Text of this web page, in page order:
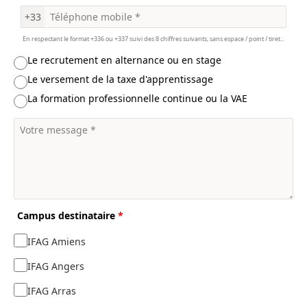
+33
En respectant le format +336 ou +337 suivi des 8 chiffres suivants, sans espace / point / tiret...
Le recrutement en alternance ou en stage
Le versement de la taxe d'apprentissage
La formation professionnelle continue ou la VAE
Campus destinataire *
IFAG Amiens
IFAG Angers
IFAG Arras